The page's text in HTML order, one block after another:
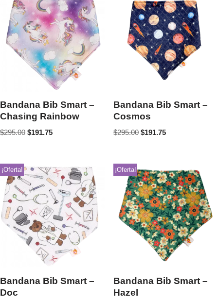
Bandana Bib Smart –
Chasing Rainbow
$295.00 $191.75
Bandana Bib Smart –
Cosmos
$295.00 $191.75
¡Oferta!
Bandana Bib Smart –
Doc
¡Oferta!
Bandana Bib Smart –
Hazel